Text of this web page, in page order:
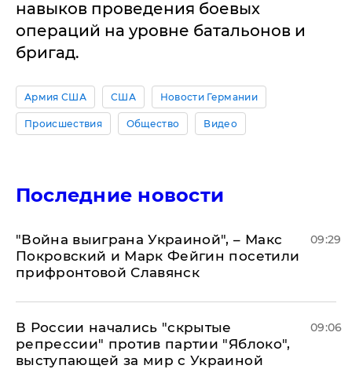
навыков проведения боевых
операций на уровне батальонов и
бригад.
Армия США США Новости Германии
Происшествия Общество Видео
Последние новости
"Война выиграна Украиной", – Макс
Покровский и Марк Фейгин посетили
прифронтовой Славянск
09:29
В России начались "скрытые
репрессии" против партии "Яблоко",
выступающей за мир с Украиной
09:06